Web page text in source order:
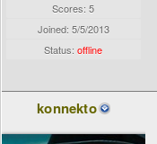
Scores: 5
Joined: 5/5/2013
Status:offline
konnekto